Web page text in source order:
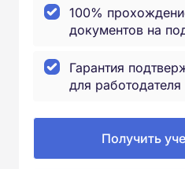
100%
документов на
Гарантия
для работодателя
Получить